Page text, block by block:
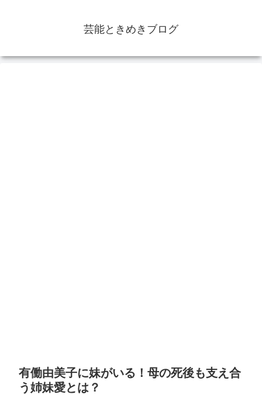
芸能ときめきブログ
有働由美子に妹がいる！母の死後も支え合
う姉妹愛とは？